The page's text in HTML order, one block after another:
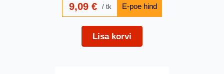
9,09€ tk
Lisa korvi